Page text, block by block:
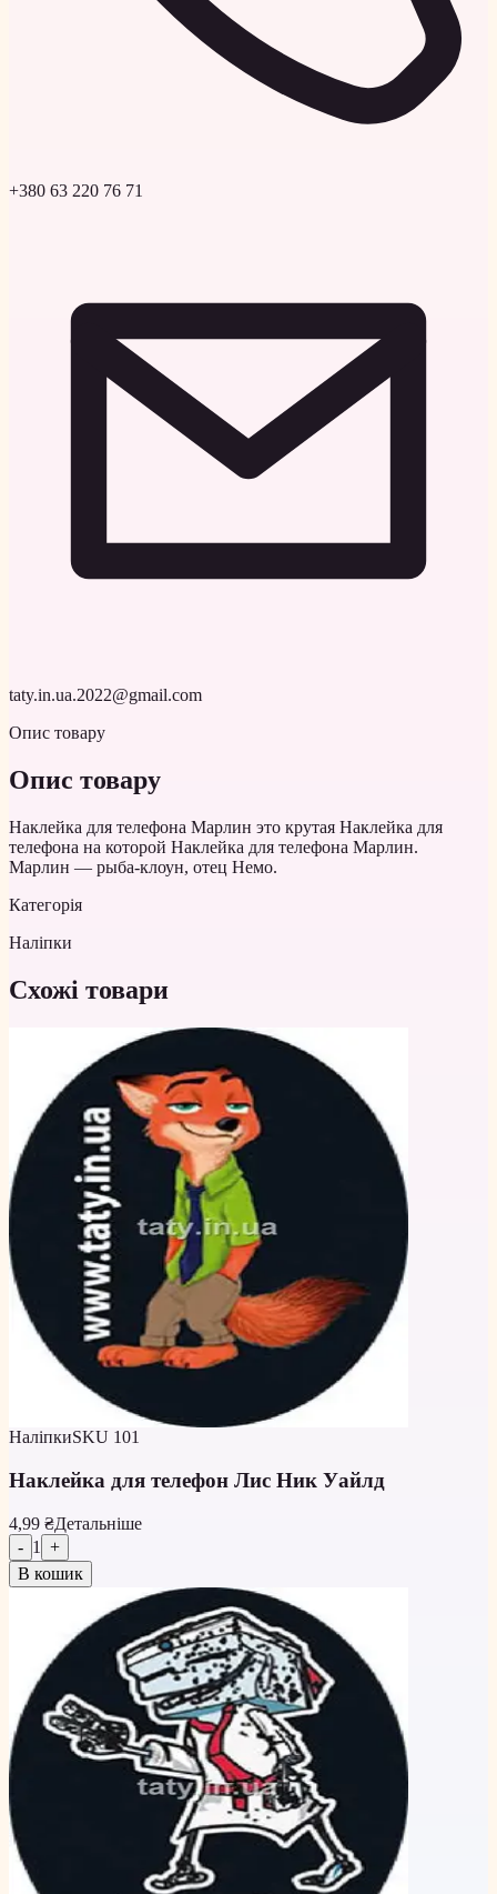
+380 63 220 76 71
taty.in.ua.2022@gmail.com
Опис товару
Опис товару
Наклейка для телефона Марлин это крутая Наклейка для
телефона на которой Наклейка для телефона Марлин.
Марлин — рыба-клоун, отец Немо.
Категорія
Наліпки
Схожі товари
НаліпкиSKU 101
Наклейка для телефон Лис Ник Уайлд
4,99 ₴Детальніше
- 1
+
В кошик